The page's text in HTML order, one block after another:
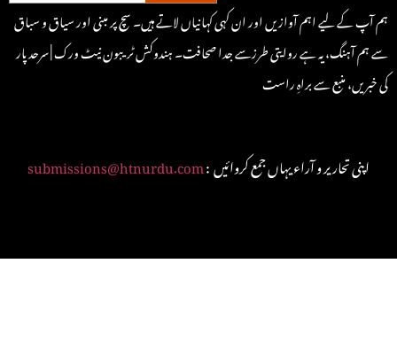
ہم آپ کے لیے اہم آوازیں اور ان کہی کہانیاں لاتے ہیں۔ سچ پر مبنی اور سیاق و سباق
سے ہم آہنگ، یہ ہے روایتی طرزسے جدا صحافت۔ ہندوکش ٹریبون نیٹ ورک | سرحد پار
کی خبریں، منبع سے براہِ راست
submissions@htnurdu.com : اپنی تحاریر و آراء یہاں جمع کروائیں